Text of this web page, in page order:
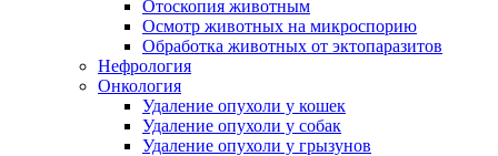
Отоскопия животным
Осмотр животных на микроспорию
Обработка животных от эктопаразитов
Нефрология
Онкология
Удаление опухоли у кошек
Удаление опухоли у собак
Удаление опухоли у грызунов